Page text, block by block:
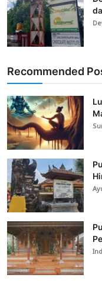
Recommended